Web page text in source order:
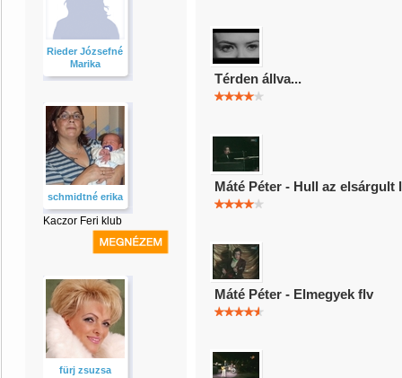
Rieder Józsefné
Marika
schmidtné erika
Kaczor Feri klub
fürj zsuzsa
Térden állva...
Máté Péter - Hull az elsárgult
Máté Péter - Elmegyek flv